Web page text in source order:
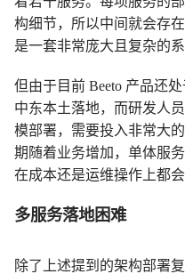
构细节，所以中间就会存
是一套非常庞大且复杂的系
但由于目前 Beeto 产品还
中东本土落地，而研发人
模部署，需要投入非常大
期随着业务增加，单体服
在成本还是运维操作上都会
多服务落地困难
除了上述提到的架构部署